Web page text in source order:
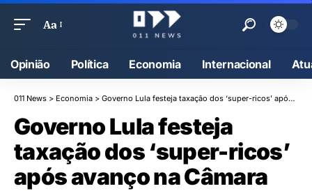
Aa
Opinião Política Economia Internacional
011 News > Economia > Governo Lula festeja taxação dos ‘super-ricos’ após avanço na Câmara
Governo Lula festeja
taxação dos ‘super-ricos’
após avanço na Câmara